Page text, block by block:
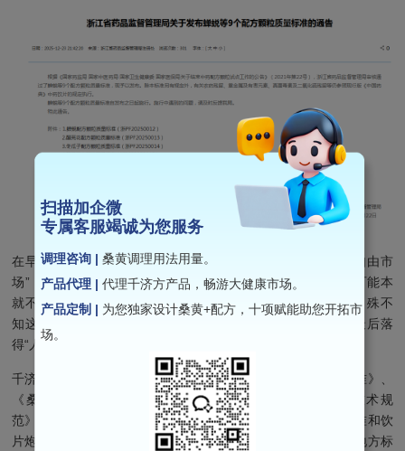
在早期，桑黄没有身份，没有标准，就如同一个没有规则的“自由市
场”，菌种混乱、品质参差、价格天差地别。消费者买到的极可能本
就不是“桑黄”，亦或是打着西藏、新疆的地域名号，浑水摸鱼，殊不
知这些连药品或食品的边都蹭不到，功效自然无法保证，到最后落
得“人财两空”。
千济方十年如一日的科研投入，深度参与制定了《桑黄菌种标准》、
《桑黄等级规格》、《桑黄种植技术规程》、《桑黄生产技术规
范》、《吉林省桑黄食品安全标准》、《浙江省桑黄中药材标准和饮
片炮制规范》、《浙江省配方颗粒质量标准》等一系列行业与地方标
扫描加企微
专属客服竭诚为您服务
调理咨询 | 桑黄调理用法用量。
产品代理 | 代理千济方产品，畅游大健康市场。
产品定制 | 为您独家设计桑黄+配方，十项赋能助您开拓市
场。